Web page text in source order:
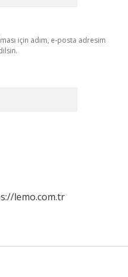
için adım, e-posta adresim
lemo.com.tr